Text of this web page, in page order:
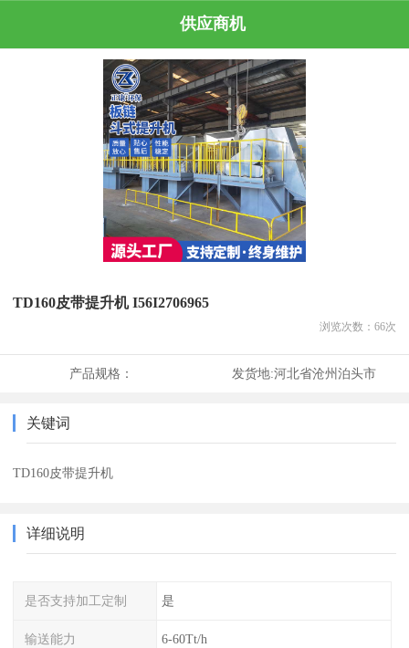
供应商机
TD160皮带提升机 I56I2706965
浏览次数： 66次
产品规格： 发货地:河北省沧州泊头市
关键词
TD160皮带提升机
详细说明
是否支持加工定制 是
输送能力 6-60Tt/h